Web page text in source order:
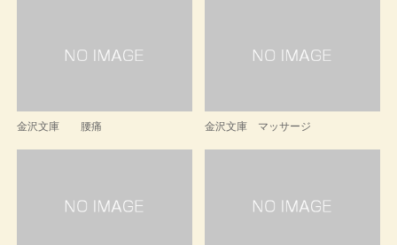
金沢文庫 腰痛 金沢文庫 マッサージ